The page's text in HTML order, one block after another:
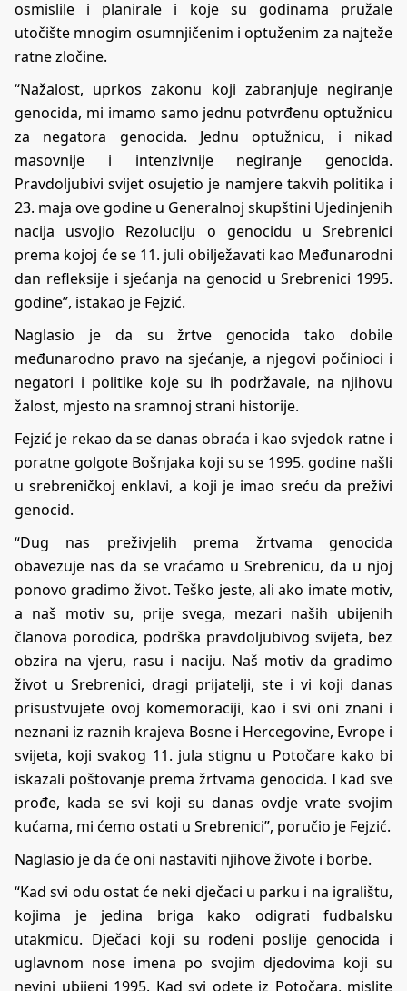
osmislile i planirale i koje su godinama pružale
utočište mnogim osumnjičenim i optuženim za najteže
ratne zločine.
“Nažalost, uprkos zakonu koji zabranjuje negiranje
genocida, mi imamo samo jednu potvrđenu optužnicu
za negatora genocida. Jednu optužnicu, i nikad
masovnije i intenzivnije negiranje genocida.
Pravdoljubivi svijet osujetio je namjere takvih politika i
23. maja ove godine u Generalnoj skupštini Ujedinjenih
nacija usvojio Rezoluciju o genocidu u Srebrenici
prema kojoj će se 11. juli obilježavati kao Međunarodni
dan refleksije i sjećanja na genocid u Srebrenici 1995.
godine”, istakao je Fejzić.
Naglasio je da su žrtve genocida tako dobile
međunarodno pravo na sjećanje, a njegovi počinioci i
negatori i politike koje su ih podržavale, na njihovu
žalost, mjesto na sramnoj strani historije.
Fejzić je rekao da se danas obraća i kao svjedok ratne i
poratne golgote Bošnjaka koji su se 1995. godine našli
u srebreničkoj enklavi, a koji je imao sreću da preživi
genocid.
“Dug nas preživjelih prema žrtvama genocida
obavezuje nas da se vraćamo u Srebrenicu, da u njoj
ponovo gradimo život. Teško jeste, ali ako imate motiv,
a naš motiv su, prije svega, mezari naših ubijenih
članova porodica, podrška pravdoljubivog svijeta, bez
obzira na vjeru, rasu i naciju. Naš motiv da gradimo
život u Srebrenici, dragi prijatelji, ste i vi koji danas
prisustvujete ovoj komemoraciji, kao i svi oni znani i
neznani iz raznih krajeva Bosne i Hercegovine, Evrope i
svijeta, koji svakog 11. jula stignu u Potočare kako bi
iskazali poštovanje prema žrtvama genocida. I kad sve
prođe, kada se svi koji su danas ovdje vrate svojim
kućama, mi ćemo ostati u Srebrenici”, poručio je Fejzić.
Naglasio je da će oni nastaviti njihove živote i borbe.
“Kad svi odu ostat će neki dječaci u parku i na igralištu,
kojima je jedina briga kako odigrati fudbalsku
utakmicu. Dječaci koji su rođeni poslije genocida i
uglavnom nose imena po svojim djedovima koji su
nevini ubijeni 1995. Kad svi odete iz Potočara, mislite